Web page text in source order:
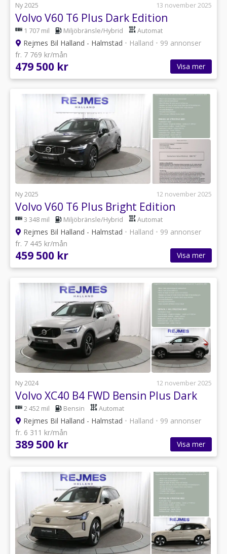
Ny 2025 13 november 2025
Volvo V60 T6 Plus Dark Edition
1 707 mil Miljöbränsle/Hybrid Automat
Rejmes Bil Halland - Halmstad • Halland • 99 annonser
fr. 7 769 kr/mån
479 500 kr Visa mer
Ny 2025 12 november 2025
Volvo V60 T6 Plus Bright Edition
3 348 mil Miljöbränsle/Hybrid Automat
Rejmes Bil Halland - Halmstad • Halland • 99 annonser
fr. 7 445 kr/mån
459 500 kr Visa mer
Ny 2024 12 november 2025
Volvo XC40 B4 FWD Bensin Plus Dark
2 452 mil Bensin Automat
Rejmes Bil Halland - Halmstad • Halland • 99 annonser
fr. 6 311 kr/mån
389 500 kr Visa mer